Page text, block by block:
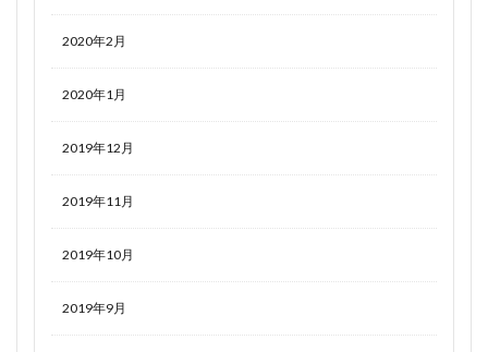
2020年2月
2020年1月
2019年12月
2019年11月
2019年10月
2019年9月